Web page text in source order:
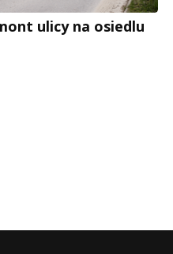
ulicy na osiedlu